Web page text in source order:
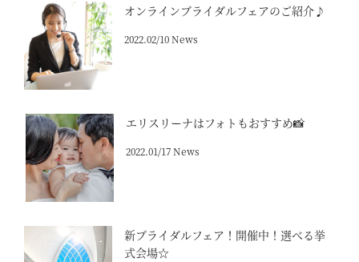
オンラインブライダルフェアのご紹介♪
2022.02/10 News
エリスリーナはフォトもおすすめ📸
2022.01/17 News
新ブライダルフェア！開催中！選べる挙
式会場☆